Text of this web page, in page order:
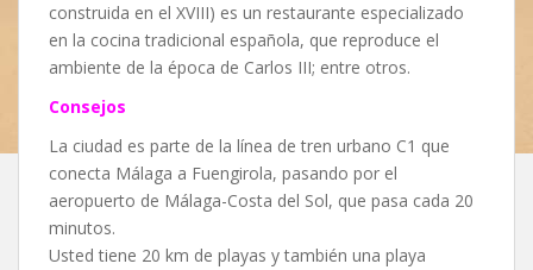
construida en el XVIII) es un restaurante especializado
en la cocina tradicional española, que reproduce el
ambiente de la época de Carlos III; entre otros.
Consejos
La ciudad es parte de la línea de tren urbano C1 que
conecta Málaga a Fuengirola, pasando por el
aeropuerto de Málaga-Costa del Sol, que pasa cada 20
minutos.
Usted tiene 20 km de playas y también una playa